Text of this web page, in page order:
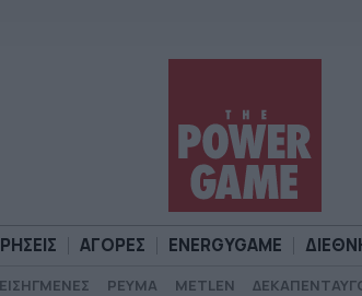
ΑΓΟΡΕΣ ENERGYGAME
ΡΕΥΜΑ METLEN